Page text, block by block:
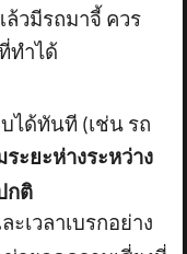
วมีรถมาจี้ ควร
ทำได้
ได้ทันที (เช่น รถ
ระยะห่างระหว่าง
กติ
ะเวลาเบรกอย่าง